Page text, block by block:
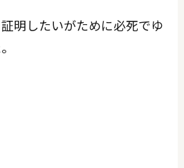
明したいがために必死でゆ